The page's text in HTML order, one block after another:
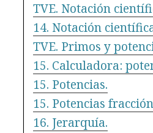
TVE. Notación
14. Notación
TVE. Primos y
15. Calculadora:
15. Potencias.
15. Potencias
16. Jerarquía.